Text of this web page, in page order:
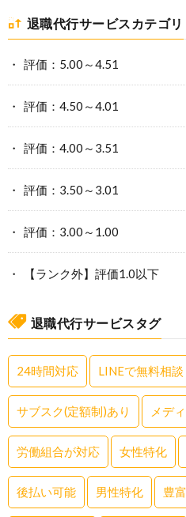
退職代行サービスカテゴリ
評価：5.00～4.51
評価：4.50～4.01
評価：4.00～3.51
評価：3.50～3.01
評価：3.00～1.00
【ランク外】評価1.0以下
退職代行サービスタグ
24時間対応 LINEで無料相談
サブスク(定額制)あり メデ
労働組合が対応 女性特化
後払い可能 男性特化 豊